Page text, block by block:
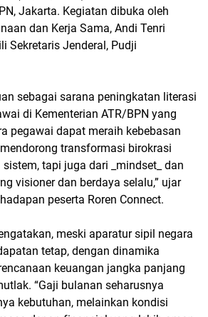
Jakarta. Kegiatan dibuka oleh
dan Kerja Sama, Andi Tenri
Sekretaris Jenderal, Pudji
sebagai sarana peningkatan literasi
di Kementerian ATR/BPN yang
pegawai dapat meraih kebebasan
transformasi birokrasi
tapi juga dari _mindset_ dan
visioner dan berdaya selalu,” ujar
peserta Roren Connect.
meski aparatur sipil negara
tetap, dengan dinamika
keuangan jangka panjang
“Gaji bulanan seharusnya
kebutuhan, melainkan kondisi